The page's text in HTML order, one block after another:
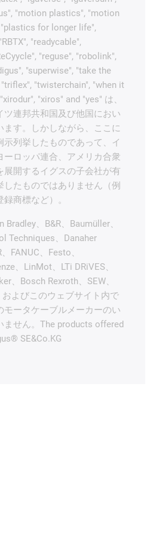
"motion plastics", "motion
for longer life",
"readycable",
"reguse", "robolink",
"superwise", "take the
"twisterchain", "when it
"xiros" and "yes" は、
ツ連邦共和国及び他国におい
す。しかしながら、ここに
列挙したものであって、イ
ーロッパ連合、アメリカ合衆
展開するイグスの子会社が有
たものではありません（例
商標など）。
Bradley、B&R、Baumüller、
Techniques、Danaher
FANUC、Festo、
、LinMot、LTi DRiVES、
、Bosch Rexroth、SEW、
よびこのウェブサイト内で
ータケーブルメーカーのい
ません。The products offered
SE&Co.KG